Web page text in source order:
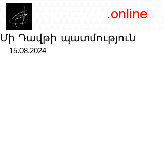
.online
Մի Դավթի պատմություն
15.08.2024